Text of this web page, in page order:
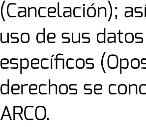
(Cancelación);
uso de sus
específicos
derechos se
ARCO.